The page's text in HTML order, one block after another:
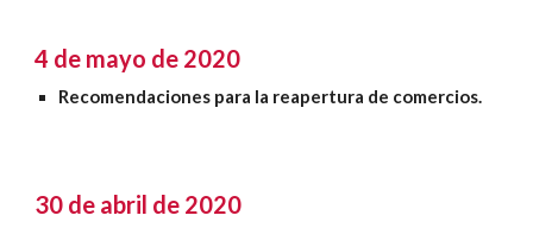
4 de mayo de 2020
Recomendaciones para la reapertura de comercios.
30 de abril de 2020